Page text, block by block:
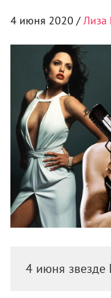
4 июня 2020 / Лиза
4 июня звезде